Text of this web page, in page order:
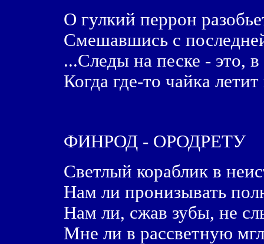
О гулкий перрон
Смешавшись с
...Следы на песке - это,
Когда где-то чайка
ФИНРОД - ОРОДРЕТУ
Светлый кораблик в
Нам ли пронизывать
Нам ли, сжав зубы, не
Мне ли в рассветную